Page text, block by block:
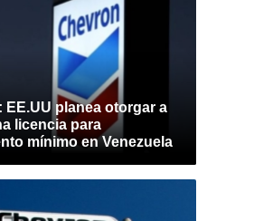
EE.UU planea otorgar a
licencia para
mínimo en Venezuela